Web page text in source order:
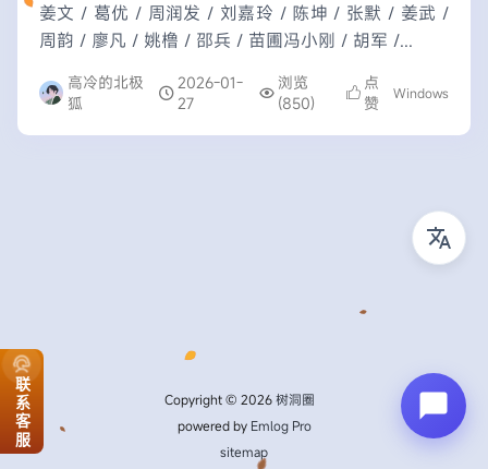
姜文 / 葛优 / 周润发 / 刘嘉玲 / 陈坤 / 张默 / 姜武 /
周韵 / 廖凡 / 姚橹 / 邵兵 / 苗圃冯小刚 / 胡军 /...
高冷的北极
狐
2026-01-
27
浏览
(850)
点
赞
Windows
Copyright © 2026树洞圈
powered by Emlog Pro
sitemap
联系客服